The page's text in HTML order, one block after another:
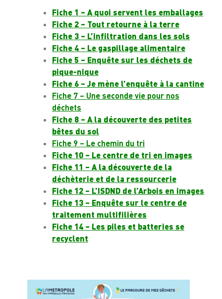
Fiche 1 – A quoi servent les emballages
Fiche 2 – Tout retourne à la terre
Fiche 3 – L’infiltration dans les sols
Fiche 4 – Le gaspillage alimentaire
Fiche 5 – Enquête sur les déchets de
pique-nique
Fiche 6 – Je mène l’enquête à la cantine
Fiche 7 – Une seconde vie pour nos
déchets
Fiche 8 – A la découverte des petites
bêtes du sol
Fiche 9 – Le chemin du tri
Fiche 10 – Le centre de tri en images
Fiche 11 – A la découverte de la
déchèterie et de la ressourcerie
Fiche 12 – L’ISDND de l’Arbois en images
Fiche 13 – Enquête sur le centre de
traitement multifilières
Fiche 14 – Les piles et batteries se
recyclent